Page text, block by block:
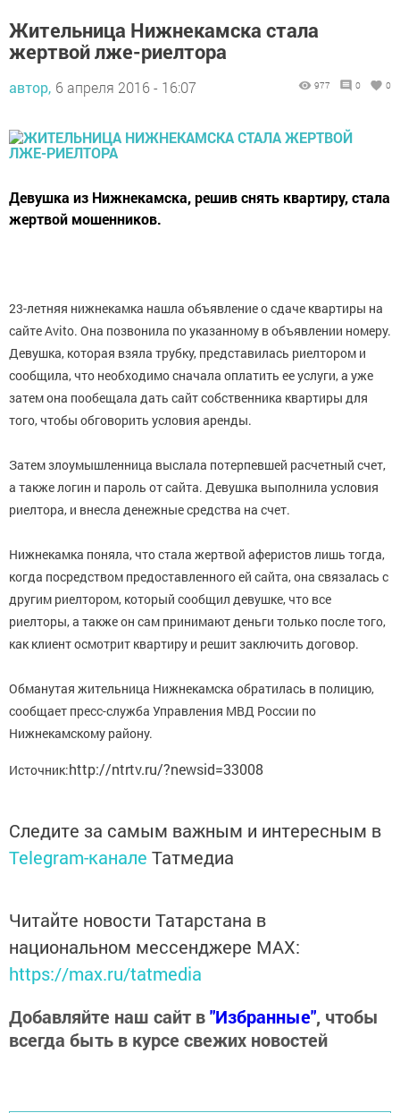
Жительница Нижнекамска стала
жертвой лже-риелтора
автор, 6 апреля 2016 - 16:07 977 0 0
Девушка из Нижнекамска, решив снять квартиру, стала
жертвой мошенников.
23-летняя нижнекамка нашла объявление о сдаче квартиры на
сайте Avito. Она позвонила по указанному в объявлении номеру.
Девушка, которая взяла трубку, представилась риелтором и
сообщила, что необходимо сначала оплатить ее услуги, а уже
затем она пообещала дать сайт собственника квартиры для
того, чтобы обговорить условия аренды.
Затем злоумышленница выслала потерпевшей расчетный счет,
а также логин и пароль от сайта. Девушка выполнила условия
риелтора, и внесла денежные средства на счет.
Нижнекамка поняла, что стала жертвой аферистов лишь тогда,
когда посредством предоставленного ей сайта, она связалась с
другим риелтором, который сообщил девушке, что все
риелторы, а также он сам принимают деньги только после того,
как клиент осмотрит квартиру и решит заключить договор.
Обманутая жительница Нижнекамска обратилась в полицию,
сообщает пресс-служба Управления МВД России по
Нижнекамскому району.
Источник:http://ntrtv.ru/?newsid=33008
Следите за самым важным и интересным в
Telegram-канале Татмедиа
Читайте новости Татарстана в
национальном мессенджере MАХ:
https://max.ru/tatmedia
Добавляйте наш сайт в"Избранные", чтобы
всегда быть в курсе свежих новостей